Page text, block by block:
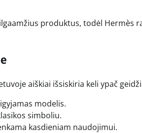
produktus, todėl Hermès
aiškiai išsiskiria keli ypač
modelis.
simboliu.
kasdieniam naudojimui.